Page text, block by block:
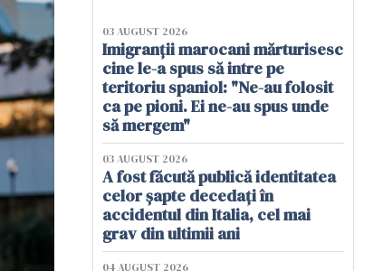
03 AUGUST 2026
Imigranții marocani mărturisesc
cine le-a spus să intre pe
teritoriu spaniol: "Ne-au folosit
ca pe pioni. Ei ne-au spus unde
să mergem"
03 AUGUST 2026
A fost făcută publică identitatea
celor șapte decedați în
accidentul din Italia, cel mai
grav din ultimii ani
04 AUGUST 2026